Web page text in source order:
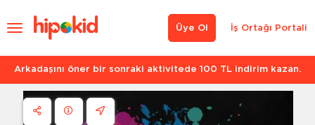
İş Ortağı Portali
Üye Ol
Arkadaşını öner bir sonraki aktivitede 100 TL indirim kazan.